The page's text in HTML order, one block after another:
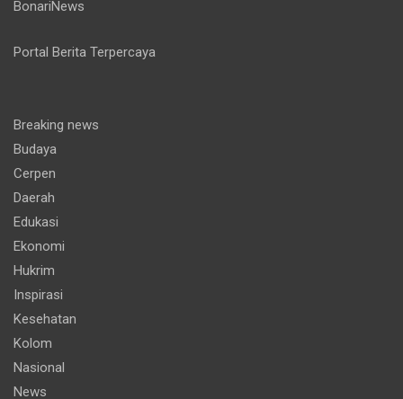
BonariNews
Portal Berita Terpercaya
Breaking news
Budaya
Cerpen
Daerah
Edukasi
Ekonomi
Hukrim
Inspirasi
Kesehatan
Kolom
Nasional
News